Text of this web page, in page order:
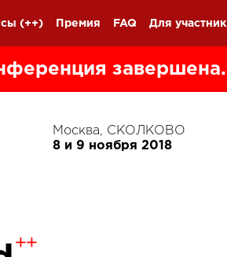
(++) Премия FAQ Для
Москва, СКОЛКОВО
8 и 9 ноября 2018